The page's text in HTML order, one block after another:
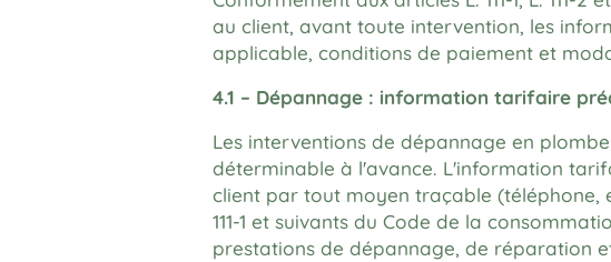
au client, avant toute intervention, les
applicable, conditions de paiement et
4.1 – Dépannage : information tarifaire
Les interventions de dépannage en
déterminable à l'avance. L'information
client par tout moyen traçable (téléphone,
111-1 et suivants du Code de la
prestations de dépannage, de réparation